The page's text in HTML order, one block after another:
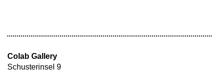
Colab Gallery
Schusterinsel 9